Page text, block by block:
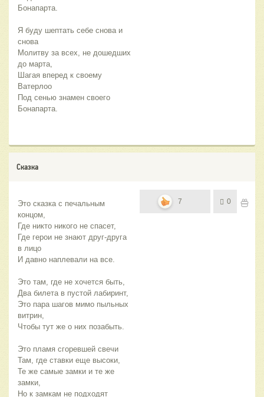
Бонапарта.
Я буду шептать себе снова и
снова
Молитву за всех, не дошедших
до марта,
Шагая вперед к своему
Ватерлоо
Под сенью знамен своего
Бонапарта.
Сказка
Это сказка с печальным
концом,
Где никто никого не спасет,
Где герои не знают друг-друга
в лицо
И давно наплевали на все.
Это там, где не хочется быть,
Два билета в пустой лабиринт,
Это пара шагов мимо пыльных
витрин,
Чтобы тут же о них позабыть.
Это пламя сгоревшей свечи
Там, где ставки еще высоки,
Те же самые замки и те же
замки,
Но к замкам не подходят
7 0